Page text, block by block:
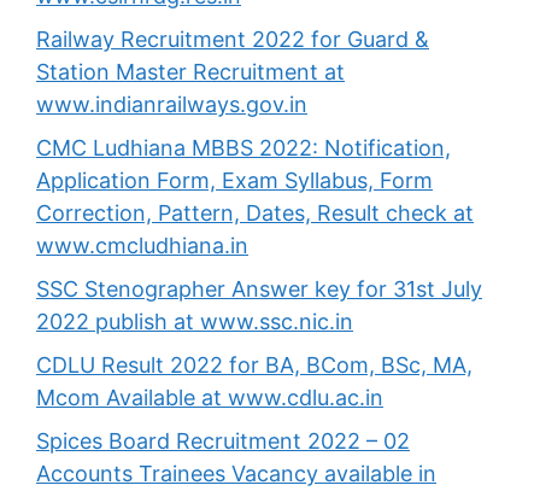
Railway Recruitment 2022 for Guard &
Station Master Recruitment at
www.indianrailways.gov.in
CMC Ludhiana MBBS 2022: Notification,
Application Form, Exam Syllabus, Form
Correction, Pattern, Dates, Result check at
www.cmcludhiana.in
SSC Stenographer Answer key for 31st July
2022 publish at www.ssc.nic.in
CDLU Result 2022 for BA, BCom, BSc, MA,
Mcom Available at www.cdlu.ac.in
Spices Board Recruitment 2022 – 02
Accounts Trainees Vacancy available in